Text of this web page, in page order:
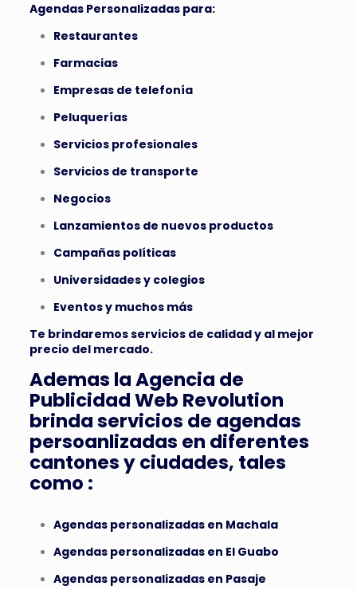
Agendas Personalizadas para:
Restaurantes
Farmacias
Empresas de telefonía
Peluquerías
Servicios profesionales
Servicios de transporte
Negocios
Lanzamientos de nuevos productos
Campañas políticas
Universidades y colegios
Eventos y muchos más
Te brindaremos servicios de calidad y al mejor
precio del mercado.
Ademas la Agencia de
Publicidad Web Revolution
brinda servicios de agendas
persoanlizadas en diferentes
cantones y ciudades, tales
como :
Agendas personalizadas en Machala
Agendas personalizadas en El Guabo
Agendas personalizadas en Pasaje